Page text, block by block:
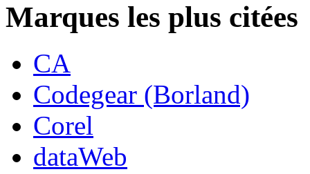
Marques les plus citées
CA
Codegear (Borland)
Corel
dataWeb